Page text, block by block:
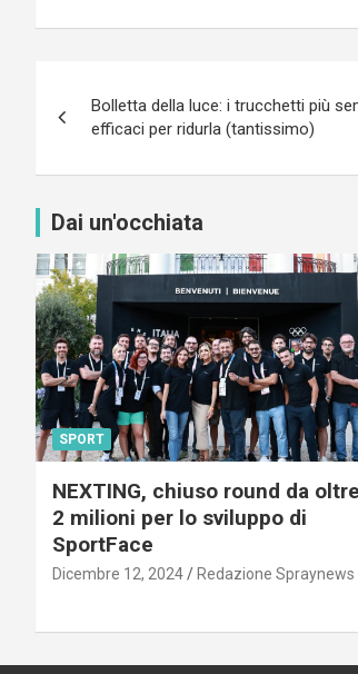
articoli
Bolletta della luce: i trucchetti più
efficaci per ridurla (tantissimo)
Dai un'occhiata
SPORT
NEXTING, chiuso round da oltre
2 milioni per lo sviluppo di
SportFace
Dicembre 12, 2024 Redazione Spraynews